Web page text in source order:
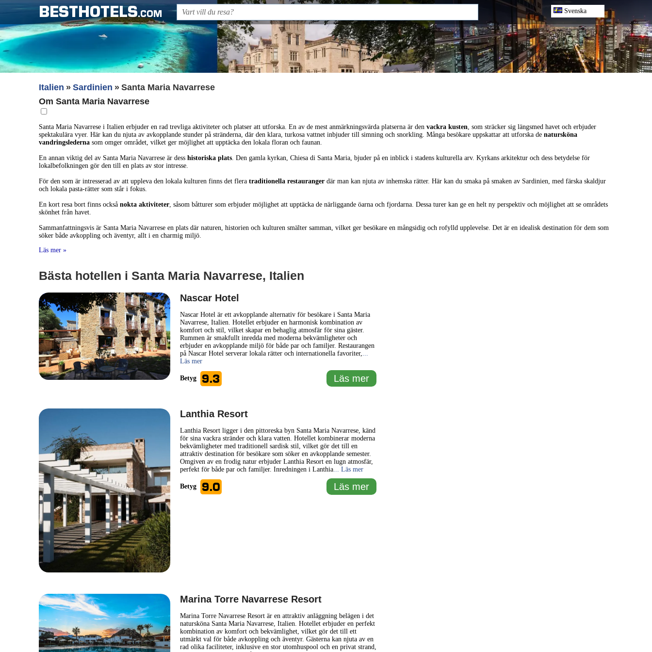
BESTHOTELS.COM Svenska
Italien Sardinien
Santa Maria Navarrese
Om Santa Maria Navarrese
Santa Maria Navarrese i Italien erbjuder en rad trevliga aktiviteter och platser att utforska. En av de mest anmärkningsvärda platserna är denvackra kusten, som sträcker sig längsmed havet och erbjuder
spektakulära vyer. Här kan du njuta av avkopplande stunder på stränderna, där den klara, turkosa vattnet inbjuder till simning och snorkling. Många besökare uppskattar att utforska denatursköna
vandringslederna som omger området, vilket ger möjlighet att upptäcka den lokala floran och faunan.
En annan viktig del av Santa Maria Navarrese är desshistoriska plats. Den gamla kyrkan, Chiesa di Santa Maria, bjuder på en inblick i stadens kulturella arv. Kyrkans arkitektur och dess betydelse för
lokalbefolkningen gör den till en plats av stor intresse.
För den som är intresserad av att uppleva den lokala kulturen finns det fleratraditionella restauranger där man kan njuta av inhemska rätter. Här kan du smaka på smaken av Sardinien, med färska skaldjur
och lokala pasta-rätter som står i fokus.
En kort resa bort finns ocksånokta aktiviteter, såsom båtturer som erbjuder möjlighet att upptäcka de närliggande öarna och fjordarna. Dessa turer kan ge en helt ny perspektiv och möjlighet att se områdets
skönhet från havet.
Sammanfattningsvis är Santa Maria Navarrese en plats där naturen, historien och kulturen smälter samman, vilket ger besökare en mångsidig och rofylld upplevelse. Det är en idealisk destination för dem som
söker både avkoppling och äventyr, allt i en charmig miljö.
Läs mer »
Bästa hotellen i Santa Maria Navarrese, Italien
Nascar Hotel
Nascar Hotel är ett avkopplande alternativ för besökare i Santa Maria
Navarrese, Italien. Hotellet erbjuder en harmonisk kombination av
komfort och stil, vilket skapar en behaglig atmosfär för sina gäster.
Rummen är smakfullt inredda med moderna bekvämligheter och
erbjuder en avkopplande miljö för både par och familjer. Restaurangen
på Nascar Hotel serverar lokala rätter och internationella favoriter,...
Läs mer
Betyg 9.3 Läs mer
Lanthia Resort
Lanthia Resort ligger i den pittoreska byn Santa Maria Navarrese, känd
för sina vackra stränder och klara vatten. Hotellet kombinerar moderna
bekvämligheter med traditionell sardisk stil, vilket gör det till en
attraktiv destination för besökare som söker en avkopplande semester.
Omgiven av en frodig natur erbjuder Lanthia Resort en lugn atmosfär,
perfekt för både par och familjer. Inredningen i Lanthia... Läs mer
Betyg 9.0 Läs mer
Marina Torre Navarrese Resort
Marina Torre Navarrese Resort är en attraktiv anläggning belägen i det
natursköna Santa Maria Navarrese, Italien. Hotellet erbjuder en perfekt
kombination av komfort och bekvämlighet, vilket gör det till ett
utmärkt val för både avkoppling och äventyr. Gästerna kan njuta av en
rad olika faciliteter, inklusive en stor utomhuspool och en privat strand,